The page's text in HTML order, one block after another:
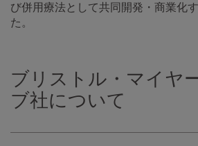
び併用療法として共同開発・商業化
た。
ブリストル・マイヤ
ブ社について